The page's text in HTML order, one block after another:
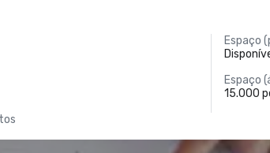
Espaço
Espaço
15.000